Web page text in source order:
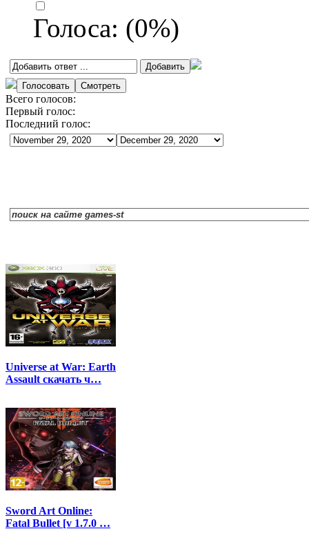
Голоса: (0%)
Всего голосов:
Первый голос:
Последний голос:
Universe at War: Earth
Assault скачать ч…
Sword Art Online:
Fatal Bullet [v 1.7.0 …